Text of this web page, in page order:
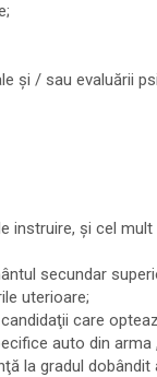
și / sau evaluării
instruire, şi cel
secundar
uterioare;
care
auto din arma
la gradul